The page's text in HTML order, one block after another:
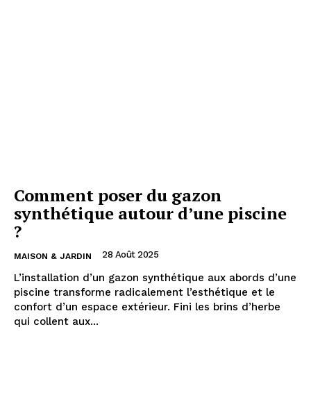
Comment poser du gazon
synthétique autour d’une piscine
?
MAISON & JARDIN 28 Août 2025
L’installation d’un gazon synthétique aux abords d’une
piscine transforme radicalement l’esthétique et le
confort d’un espace extérieur. Fini les brins d’herbe
qui collent aux...